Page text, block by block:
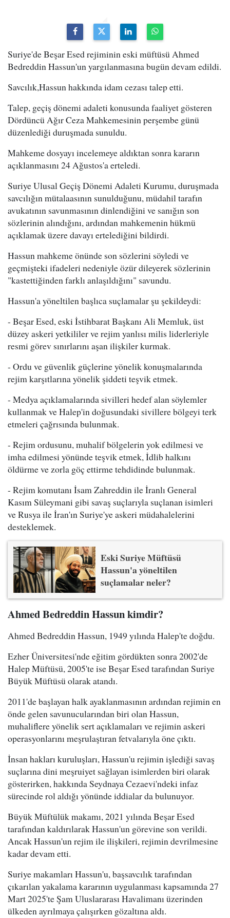
Suriye'de Beşar Esed rejiminin eski müftüsü Ahmed
Bedreddin Hassun'un yargılanmasına bugün devam edildi.
Savcılık,Hassun hakkında idam cezası talep etti.
Talep, geçiş dönemi adaleti konusunda faaliyet gösteren
Dördüncü Ağır Ceza Mahkemesinin perşembe günü
düzenlediği duruşmada sunuldu.
Mahkeme dosyayı incelemeye aldıktan sonra kararın
açıklanmasını 24 Ağustos'a erteledi.
Suriye Ulusal Geçiş Dönemi Adaleti Kurumu, duruşmada
savcılığın mütalaasının sunulduğunu, müdahil tarafın
avukatının savunmasının dinlendiğini ve sanığın son
sözlerinin alındığını, ardından mahkemenin hükmü
açıklamak üzere davayı ertelediğini bildirdi.
Hassun mahkeme önünde son sözlerini söyledi ve
geçmişteki ifadeleri nedeniyle özür dileyerek sözlerinin
"kastettiğinden farklı anlaşıldığını" savundu.
Hassun'a yöneltilen başlıca suçlamalar şu şekildeydi:
- Beşar Esed, eski İstihbarat Başkanı Ali Memluk, üst
düzey askeri yetkililer ve rejim yanlısı milis liderleriyle
resmi görev sınırlarını aşan ilişkiler kurmak.
- Ordu ve güvenlik güçlerine yönelik konuşmalarında
rejim karşıtlarına yönelik şiddeti teşvik etmek.
- Medya açıklamalarında sivilleri hedef alan söylemler
kullanmak ve Halep'in doğusundaki sivillere bölgeyi terk
etmeleri çağrısında bulunmak.
- Rejim ordusunu, muhalif bölgelerin yok edilmesi ve
imha edilmesi yönünde teşvik etmek, İdlib halkını
öldürme ve zorla göç ettirme tehdidinde bulunmak.
- Rejim komutanı İsam Zahreddin ile İranlı General
Kasım Süleymani gibi savaş suçlarıyla suçlanan isimleri
ve Rusya ile İran'ın Suriye'ye askeri müdahalelerini
desteklemek.
Eski Suriye Müftüsü
Hassun'a yöneltilen
suçlamalar neler?
Ahmed Bedreddin Hassun kimdir?
Ahmed Bedreddin Hassun, 1949 yılında Halep'te doğdu.
Ezher Üniversitesi'nde eğitim gördükten sonra 2002'de
Halep Müftüsü, 2005'te ise Beşar Esed tarafından Suriye
Büyük Müftüsü olarak atandı.
2011'de başlayan halk ayaklanmasının ardından rejimin en
önde gelen savunucularından biri olan Hassun,
muhaliflere yönelik sert açıklamaları ve rejimin askeri
operasyonlarını meşrulaştıran fetvalarıyla öne çıktı.
İnsan hakları kuruluşları, Hassun'u rejimin işlediği savaş
suçlarına dini meşruiyet sağlayan isimlerden biri olarak
gösterirken, hakkında Seydnaya Cezaevi'ndeki infaz
sürecinde rol aldığı yönünde iddialar da bulunuyor.
Büyük Müftülük makamı, 2021 yılında Beşar Esed
tarafından kaldırılarak Hassun'un görevine son verildi.
Ancak Hassun'un rejim ile ilişkileri, rejimin devrilmesine
kadar devam etti.
Suriye makamları Hassun'u, başsavcılık tarafından
çıkarılan yakalama kararının uygulanması kapsamında 27
Mart 2025'te Şam Uluslararası Havalimanı üzerinden
ülkeden ayrılmaya çalışırken gözaltına aldı.